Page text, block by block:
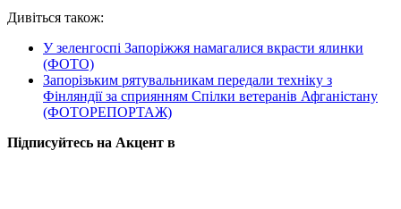
Дивіться також:
У зеленгоспі Запоріжжя намагалися вкрасти ялинки
(ФОТО)
Запорізьким рятувальникам передали техніку з
Фінляндії за сприянням Спілки ветеранів Афганістану
(ФОТОРЕПОРТАЖ)
Підписуйтесь на Акцент в